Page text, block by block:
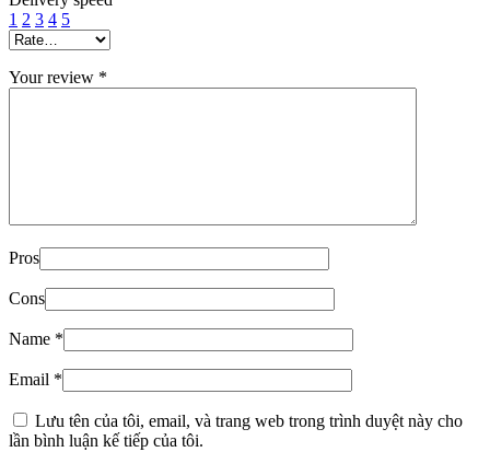
1 2 3 4 5
Your review *
Pros
Cons
Name *
Email *
Lưu tên của tôi, email, và trang web trong trình duyệt này cho
lần bình luận kế tiếp của tôi.